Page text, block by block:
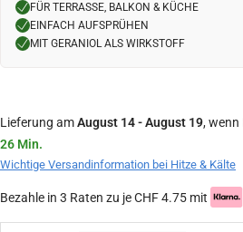
FÜR TERRASSE, BALKON & KÜCHE
EINFACH AUFSPRÜHEN
MIT GERANIOL ALS WIRKSTOFF
Lieferung amAugust 14 - August 19, wenn
26 Min.
Wichtige Versandinformation bei Hitze & Kälte
Bezahle in 3 Raten zu je CHF 4.75 mit